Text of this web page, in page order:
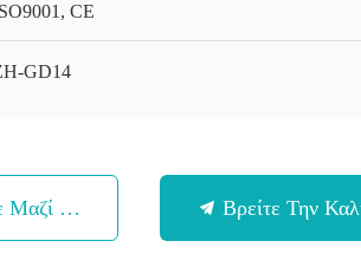
CE
GD14
Μαζί Μας Βρείτε Την